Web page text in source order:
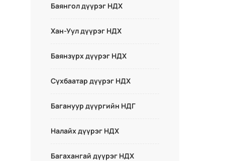
Баянгол дүүрэг НДХ
Хан-Уул дүүрэг НДХ
Баянзүрх дүүрэг НДХ
Сүхбаатар дүүрэг НДХ
Багануур дүүргийн НДГ
Налайх дүүрэг НДХ
Багахангай дүүрэг НДХ